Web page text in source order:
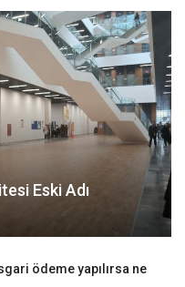
Eski Adı
ödeme yapılırsa ne